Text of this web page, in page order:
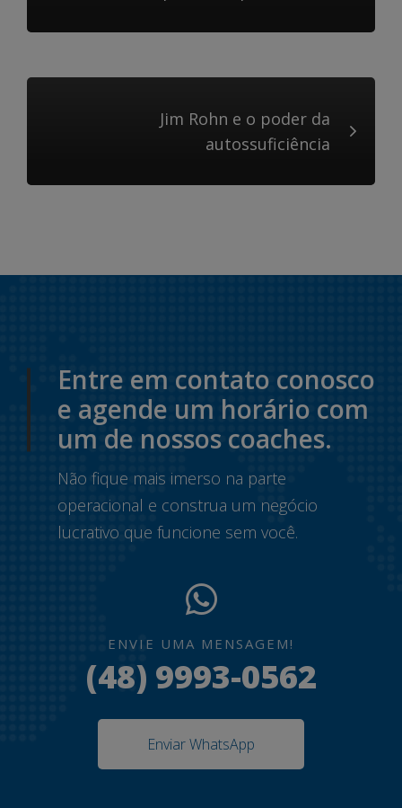
Jim Rohn e o poder da
autossuficiência
Entre em contato conosco
e agende um horário com
um de nossos coaches.
Não fique mais imerso na parte
operacional e construa um negócio
lucrativo que funcione sem você.
ENVIE UMA MENSAGEM!
(48) 9993-0562
Enviar WhatsApp